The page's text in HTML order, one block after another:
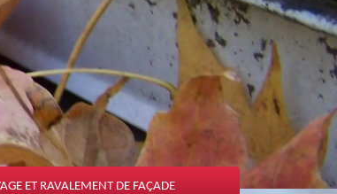
ET RAVALEMENT DE FAÇADE